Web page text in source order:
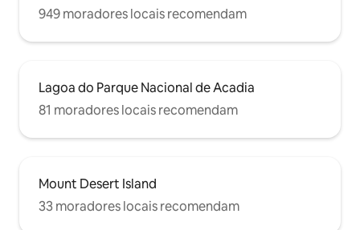
949 moradores locais recomendam
Lagoa do Parque Nacional de Acadia
81 moradores locais recomendam
Mount Desert Island
33 moradores locais recomendam